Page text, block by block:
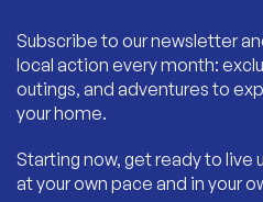
Subscribe to our newsletter
local action every month:
outings, and adventures to
your home.
Starting now, get ready to
at your own pace and in your